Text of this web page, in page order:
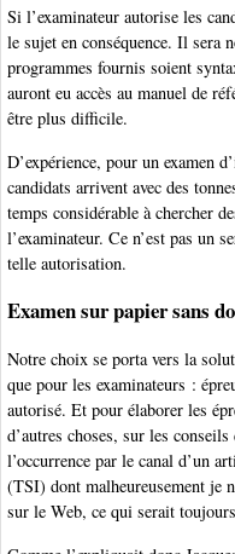
Si l’examinateur autorise les
le sujet en conséquence. Il sera
programmes fournis soient
auront eu accès au manuel de
être plus difficile.
D’expérience, pour un examen
candidats arrivent avec des
temps considérable à chercher
l’examinateur. Ce n’est pas un
telle autorisation.
Examen sur papier sans
Notre choix se porta vers la
que pour les examinateurs :
autorisé. Et pour élaborer les
d’autres choses, sur les
l’occurrence par le canal d’un
(TSI) dont malheureusement je
sur le Web, ce qui serait